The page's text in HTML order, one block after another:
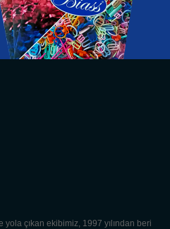
çıkan ekibimiz, 1997 yılından beri